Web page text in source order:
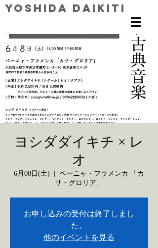
Yoshida Daikiti
ヨシダダイキチ × レ
オ
6月08日(土)
ペーニャ・フラメンカ 「カ
サ・グロリア」
お申し込みの受付は終了しまし
た。
他のイベントを見る